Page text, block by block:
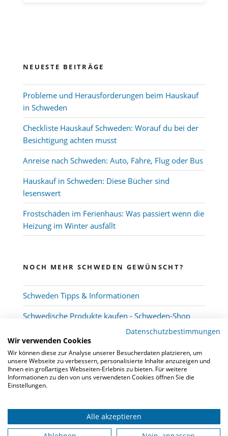
NEUESTE BEITRÄGE
Probleme und Herausforderungen beim Hauskauf
in Schweden
Checkliste Hauskauf Schweden: Worauf du bei der
Besichtigung achten musst
Anreise nach Schweden: Auto, Fähre, Flug oder Bus
Hauskauf in Schweden: Diese Bücher sind
lesenswert
Frostschäden im Ferienhaus: Was passiert wenn die
Heizung im Winter ausfällt
NOCH MEHR SCHWEDEN GEWÜNSCHT?
Schweden Tipps & Informationen
Schwedische Produkte kaufen - Schweden-Shop
Schwedenmakler-Kooperation
Datenschutz-Impressum
Datenschutzbestimmungen
Wir verwenden Cookies
Wir können diese zur Analyse unserer Besucherdaten platzieren, um
unsere Webseite zu verbessern, personalisierte Inhalte anzuzeigen und
Ihnen ein großartiges Webseiten-Erlebnis zu bieten. Für weitere
Informationen zu den von uns verwendeten Cookies öffnen Sie die
Einstellungen.
Alle akzeptieren